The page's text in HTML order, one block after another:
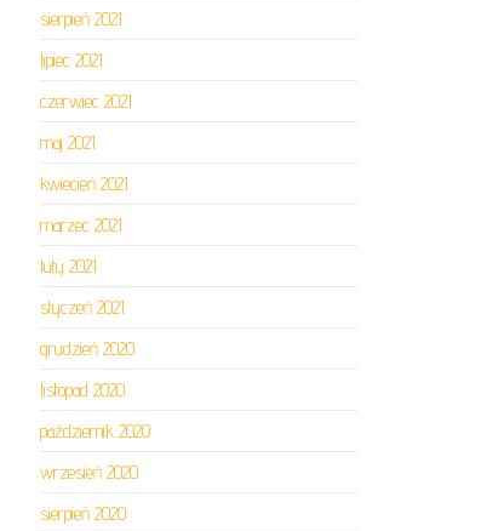
sierpień 2021
lipiec 2021
czerwiec 2021
maj 2021
kwiecień 2021
marzec 2021
luty 2021
styczeń 2021
grudzień 2020
listopad 2020
październik 2020
wrzesień 2020
sierpień 2020